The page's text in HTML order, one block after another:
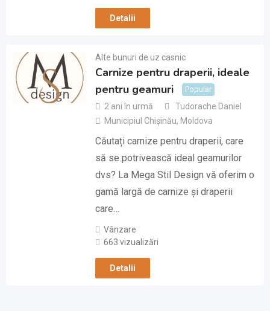
Detalii
Alte bunuri de uz casnic
Carnize pentru draperii, ideale
pentru geamuri
Popular
2 ani în urmă
Tudorache Daniel
Municipiul Chișinău, Moldova
Căutați carnize pentru draperii, care
să se potrivească ideal geamurilor
dvs? La Mega Stil Design vă oferim o
gamă largă de carnize și draperii
care…
Vânzare
663 vizualizări
Detalii